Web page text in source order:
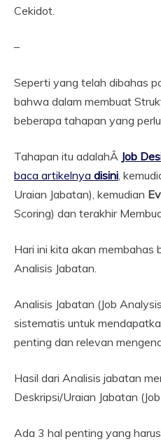
Cekidot.
–
Seperti yang telah dibahas
bahwa dalam membuat
beberapa tahapan yang
Tahapan itu adalahÂ Job
baca artikelnya disini,
Uraian Jabatan), kemudian
Scoring) dan terakhir
Hari ini kita akan membahas
Analisis Jabatan.
Analisis Jabatan (Job
sistematis untuk
penting dan relevan
Hasil dari Analisis jabatan
Deskripsi/Uraian Jabatan
Ada 3 hal penting yang